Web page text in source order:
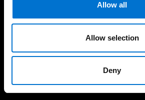
Allow all
Allow selection
Deny
Depuis plus de 65 ans au
200